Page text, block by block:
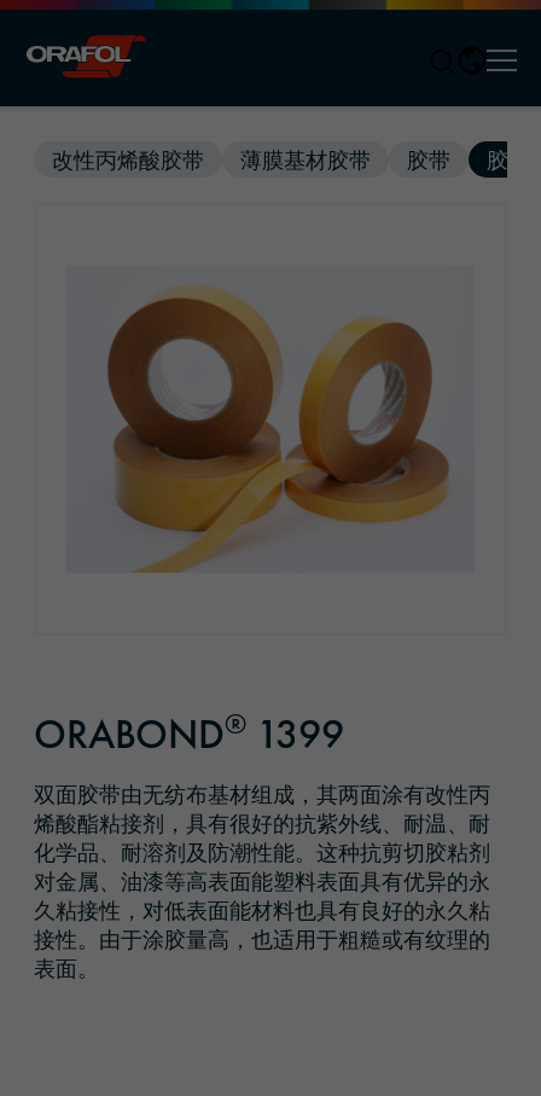
改性丙烯酸胶带 薄膜基材胶带 胶带 胶带
ORABOND® 1399
双面胶带由无纺布基材组成，其两面涂有改性丙
烯酸酯粘接剂，具有很好的抗紫外线、耐温、耐
化学品、耐溶剂及防潮性能。这种抗剪切胶粘剂
对金属、油漆等高表面能塑料表面具有优异的永
久粘接性，对低表面能材料也具有良好的永久粘
接性。由于涂胶量高，也适用于粗糙或有纹理的
表面。